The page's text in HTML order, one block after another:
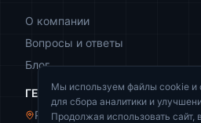
О компании
Вопросы и ответы
Блог
ГЕОГРАФИЯ
Ростов-на-Дону
Мы используем файлы cookie и
для сбора аналитики и
Продолжая использовать